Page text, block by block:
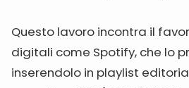
Questo lavoro incontra il
digitali come Spotify, che lo
inserendolo in playlist